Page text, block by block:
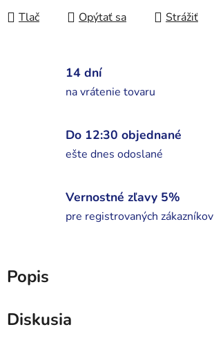
Tlač Opýtať sa Strážiť
14 dní
na vrátenie tovaru
Do 12:30 objednané
ešte dnes odoslané
Vernostné zľavy 5%
pre registrovaných zákazníkov
Popis
Diskusia